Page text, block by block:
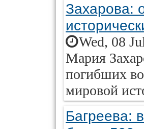
Захарова:
Wed, 08
Мария
погибших
мировой
Багреева: